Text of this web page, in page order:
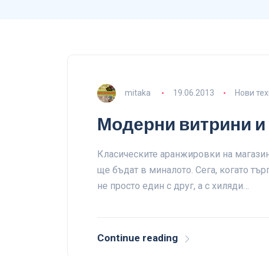
mitaka 19.06.2013 Нови
Модерни витрини
Класическите аранжировки на
ще бъдат в миналото. Сега, когато
не просто един с друг, а с хиляди…
Continue reading